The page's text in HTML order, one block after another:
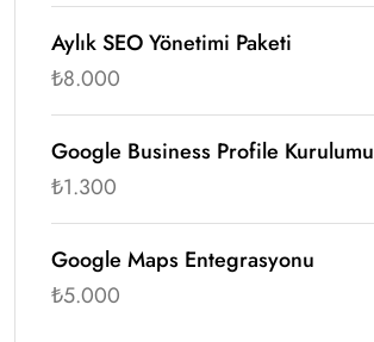
Aylık SEO Yönetimi Paketi
₺8.000
Google Business Profile Kurulumu
₺1.300
Google Maps Entegrasyonu
₺5.000